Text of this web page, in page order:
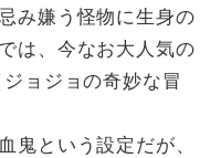
み嫌う怪物に生身の
は、今なお大人気の
ョジョの奇妙な冒
鬼という設定だが、